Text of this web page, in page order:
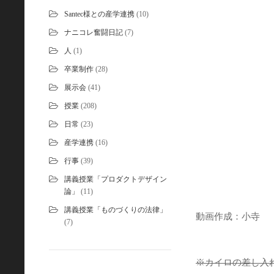
Santec様との産学連携 (10)
ナニコレ奮闘日記 (7)
人 (1)
卒業制作 (28)
展示会 (41)
授業 (208)
日常 (23)
産学連携 (16)
行事 (39)
講義授業「プロダクトデザイン
論」
(11)
講義授業「ものづくりの法律」
(7)
動画作成：小寺
※カイロの差し入